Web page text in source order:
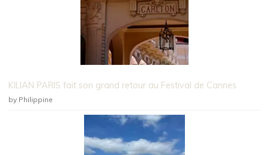
KILIAN PARIS fait son grand retour au Festival de Cannes
by Philippine